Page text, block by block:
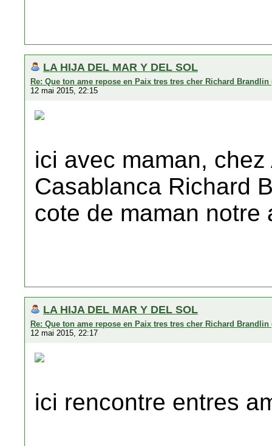
LA HIJA DEL MAR Y DEL SOL
Re: Que ton ame repose en Paix tres tres cher Richard Brandlin
12 mai 2015, 22:15
ici avec maman,
Casablanca Richard
cote de maman notre
LA HIJA DEL MAR Y DEL SOL
Re: Que ton ame repose en Paix tres tres cher Richard Brandlin
12 mai 2015, 22:17
ici rencontre entres